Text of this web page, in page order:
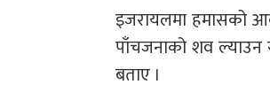
इजरायलमा हमासको
पाँचजनाको शव ल्याउन
बताए ।